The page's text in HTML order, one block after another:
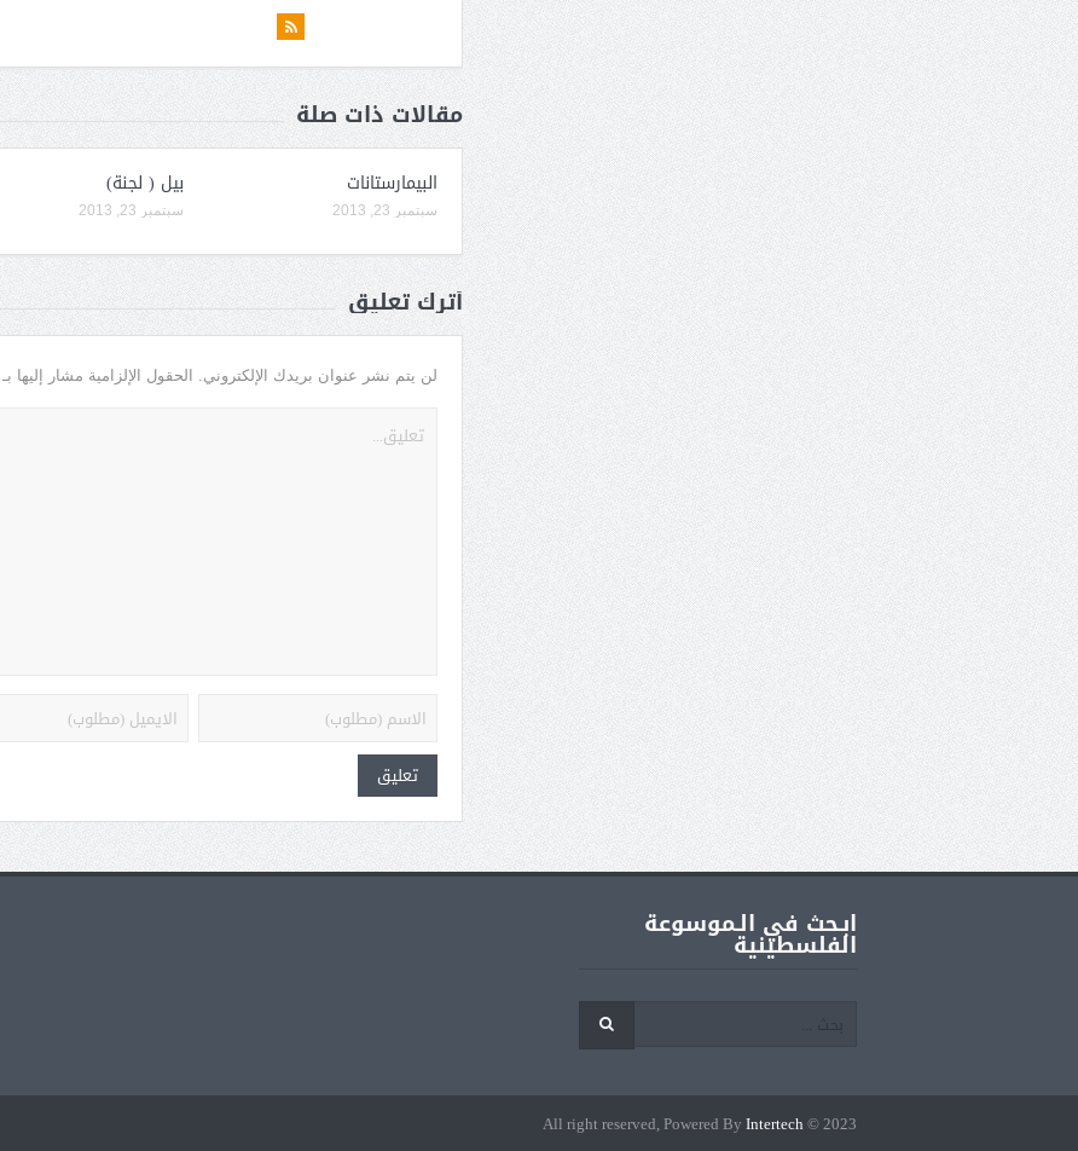
مقالات ذات صلة
البيمارستانات
سبتمبر 23, 2013
بيل ( لجنة)
سبتمبر 23, 2013
أترك تعليق
لن يتم نشر عنوان بريدك الإلكتروني. الحقول الإلزامية مشار إليها بـ
ابـحث في الـموسوعة
الفلسطينية
2023 © All right reserved, Powered By
Intertech